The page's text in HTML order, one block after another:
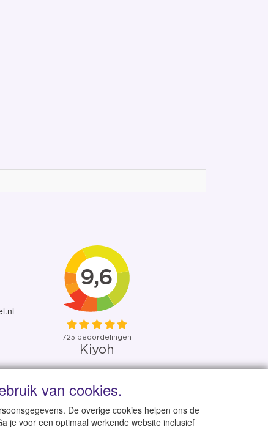
eigen voorraadvan cookies.
De overige cookies helpen ons de
je voor een optimaal werkende website inclusief